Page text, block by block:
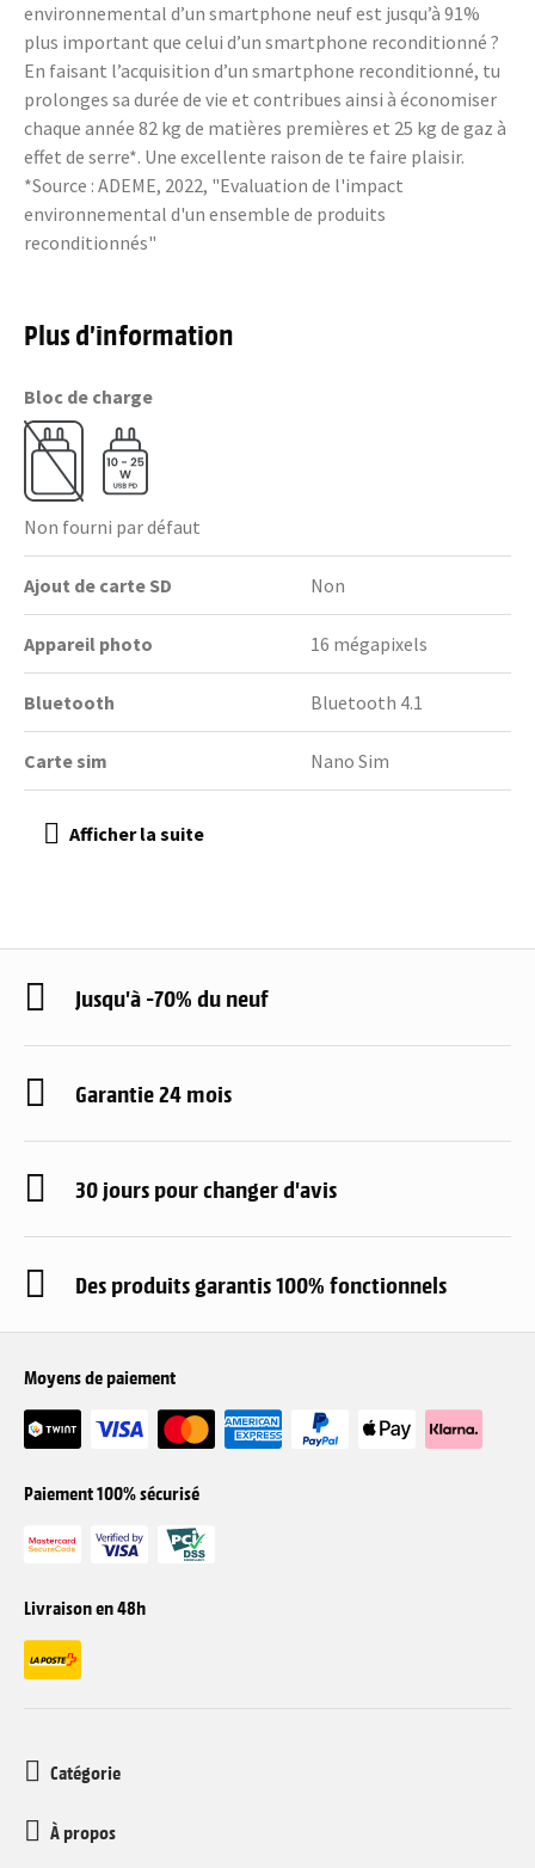
environnemental d’un smartphone neuf est jusqu’à 91%
plus important que celui d’un smartphone reconditionné ?
En faisant l’acquisition d’un smartphone reconditionné, tu
prolonges sa durée de vie et contribues ainsi à économiser
chaque année 82 kg de matières premières et 25 kg de gaz à
effet de serre*. Une excellente raison de te faire plaisir.
*Source : ADEME, 2022, "Evaluation de l'impact
environnemental d'un ensemble de produits
reconditionnés"
Plus d’information
Bloc de charge
Non fourni par défaut
Ajout de carte SD Non
Appareil photo 16 mégapixels
Bluetooth Bluetooth 4.1
Carte sim Nano Sim
Jusqu'à -70% du neuf
Garantie 24 mois
30 jours pour changer d'avis
Des produits garantis 100% fonctionnels
Moyens de paiement
Paiement 100% sécurisé
Livraison en 48h
Catégorie
À propos